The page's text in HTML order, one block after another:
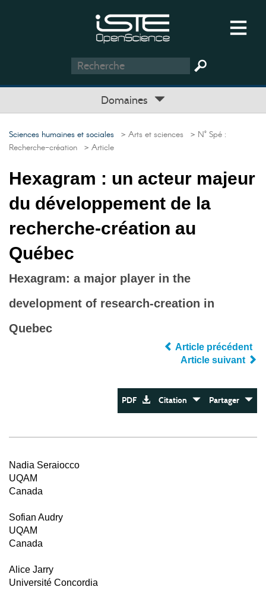
Domaines
Sciences humaines et sociales > Arts et sciences > N° Spé :
Recherche-création > Article
Hexagram : un acteur majeur
du développement de la
recherche-création au
Québec
Hexagram: a major player in the
development of research-creation in
Quebec
Article précédent
Article suivant
PDF Citation Partager
Nadia Seraiocco
UQAM
Canada
Sofian Audry
UQAM
Canada
Alice Jarry
Université Concordia